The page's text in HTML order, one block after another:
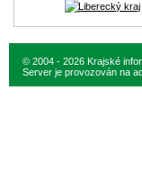
© 2004 - 2026 Krajské
Server je provozován na